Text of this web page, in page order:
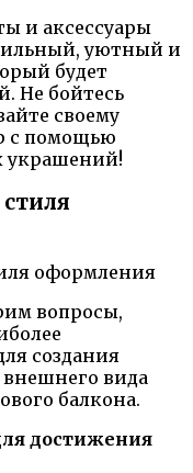
и аксессуары
уютный и
будет
Не бойтесь
своему
с помощью
украшений!
вопросы,
создания
внешнего вида
балкона.
достижения